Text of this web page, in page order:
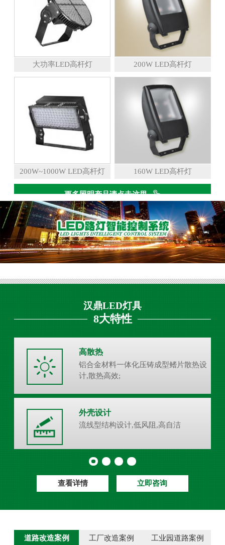
大功率LED高杆灯 200W LED高杆灯
200W~1000W LED高杆灯 160W LED高杆灯
更多照明产品请点击这里
汉鼎LED灯具
8大特性
高散热
铝合金材料一体化压铸成型鳍片散热设
计,散热高效;
外壳设计
流线型结构设计,低风阻,高自洁
查看详情 立即咨询
道路改造案例 工厂改造案例 工业园道路案例